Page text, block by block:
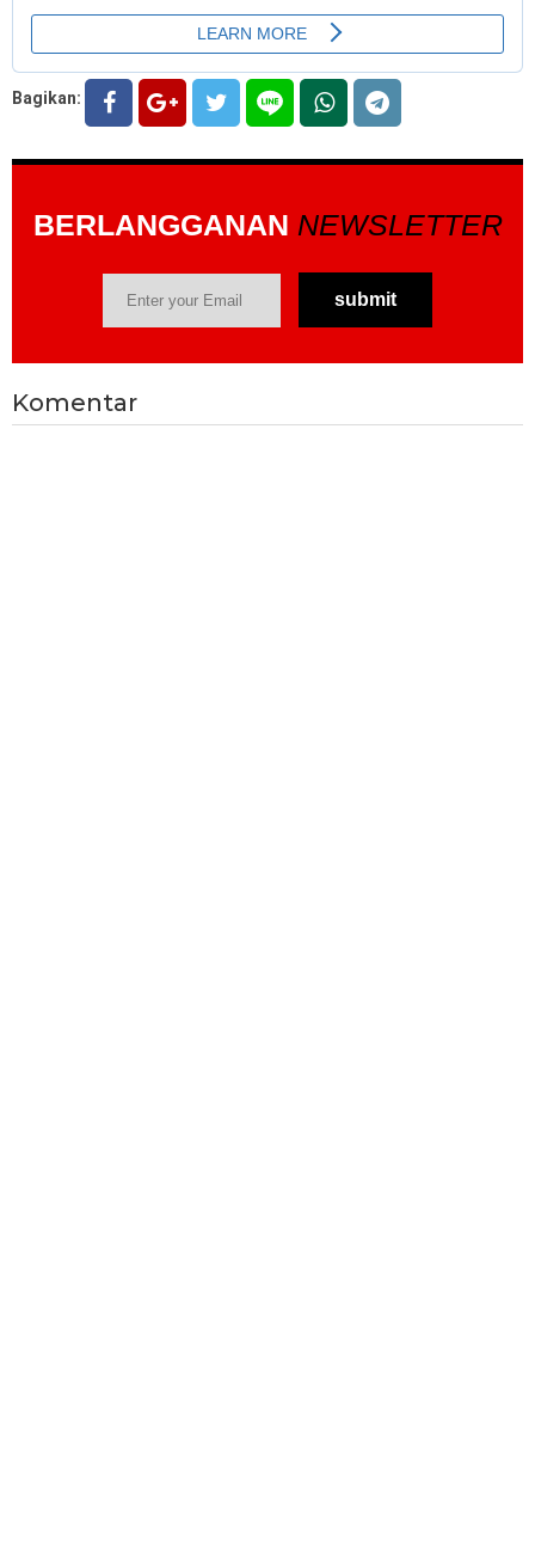
Bagikan:
BERLANGGANAN NEWSLETTER
Komentar